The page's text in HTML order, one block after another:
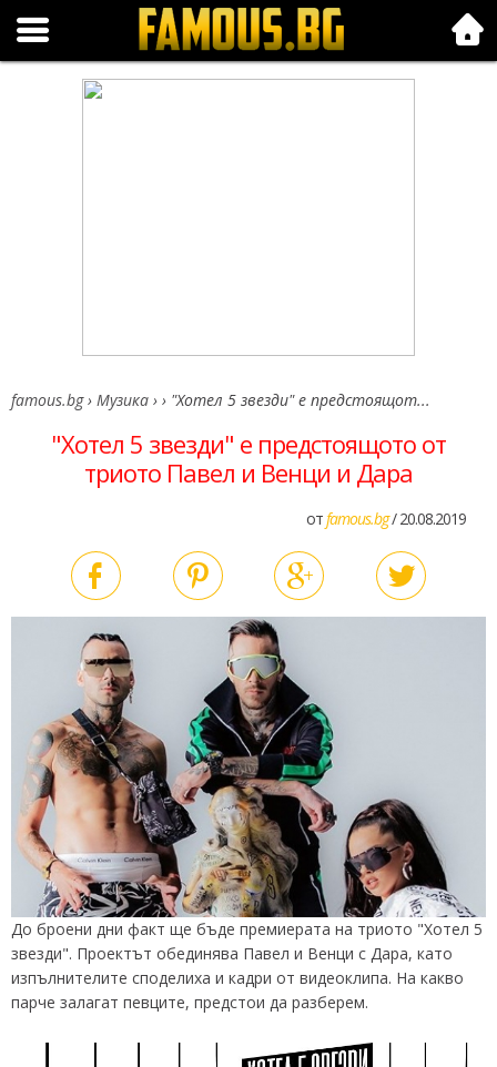
Folk.bg
famous.bg › Музика › › "Хотел 5 звезди" е предстоящот...
"Хотел 5 звезди" е предстоящото от
триото Павел и Венци и Дара
отfamous.bg/ 20.08.2019
До броени дни факт ще бъде премиерата на триото "Хотел 5
звезди". Проектът обединява Павел и Венци с Дара, като
изпълнителите споделиха и кадри от видеоклипа. На какво
парче залагат певците, предстои да разберем.